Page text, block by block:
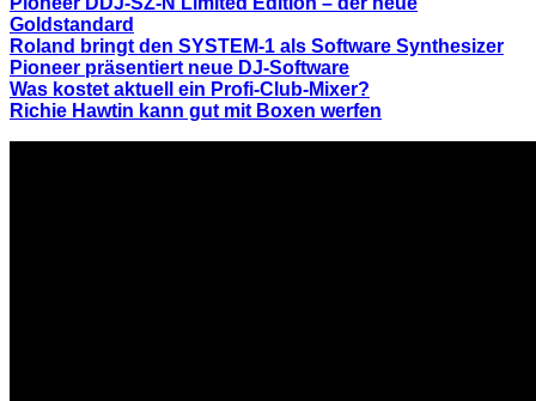
Goldstandard
Roland bringt den SYSTEM-1 als Software Synthesizer
Pioneer präsentiert neue DJ-Software
Was kostet aktuell ein Profi-Club-Mixer?
Richie Hawtin kann gut mit Boxen werfen